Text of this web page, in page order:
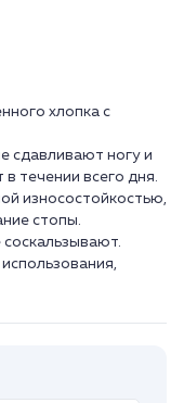
хлопка с
сдавливают ногу и
течении всего дня.
износостойкостью,
стопы.